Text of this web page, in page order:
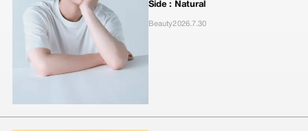
Side : Natural
Beauty2026.7.30